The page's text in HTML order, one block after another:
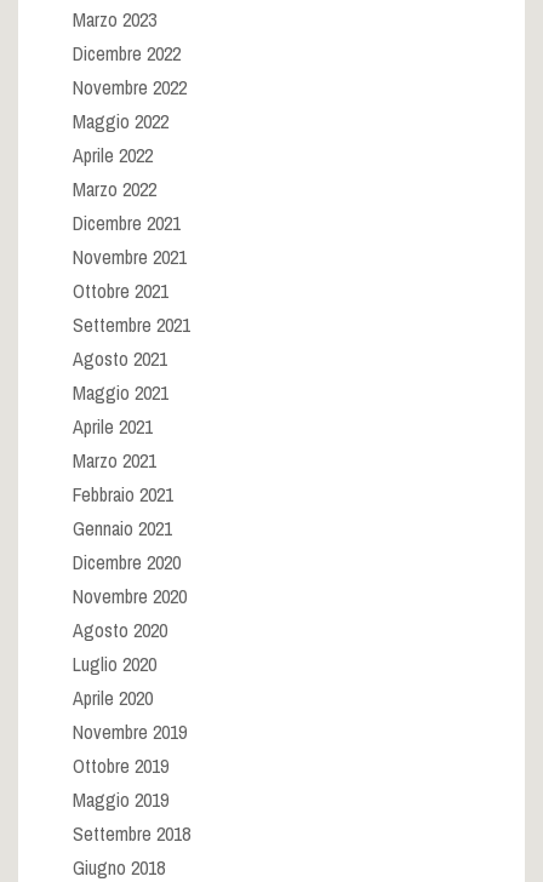
Marzo 2023
Dicembre 2022
Novembre 2022
Maggio 2022
Aprile 2022
Marzo 2022
Dicembre 2021
Novembre 2021
Ottobre 2021
Settembre 2021
Agosto 2021
Maggio 2021
Aprile 2021
Marzo 2021
Febbraio 2021
Gennaio 2021
Dicembre 2020
Novembre 2020
Agosto 2020
Luglio 2020
Aprile 2020
Novembre 2019
Ottobre 2019
Maggio 2019
Settembre 2018
Giugno 2018